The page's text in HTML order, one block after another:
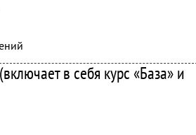
в себя курс «База» и